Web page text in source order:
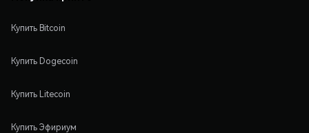
Купить Bitcoin
Купить Dogecoin
Купить Litecoin
Купить Эфириум